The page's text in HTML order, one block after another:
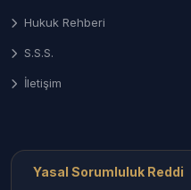
kamulaştırma davaları,
ile kentsel dönüşüm
Aksaray’ın her
Hukuk Rehberi
S.S.S.
İletişim
Yasal Sorumluluk Reddi